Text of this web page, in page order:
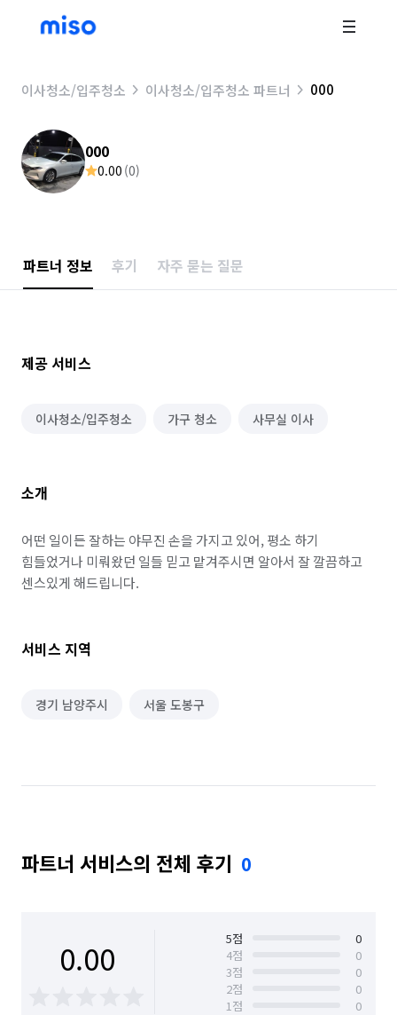
이사청소/입주청소 이사청소/입주청소 파트너 000
000
0.00 (0)
파트너 정보 후기 자주 묻는 질문
제공 서비스
이사청소/입주청소 가구 청소 사무실 이사
소개
어떤 일이든 잘하는 야무진 손을 가지고 있어, 평소 하기
힘들었거나 미뤄왔던 일들 믿고 맡겨주시면 알아서 잘 깔끔하고
센스있게 해드립니다.
서비스 지역
경기 남양주시 서울 도봉구
파트너 서비스의 전체 후기 0
0.00 5점
0
4점
0
3점
0
2점
0
1점
0